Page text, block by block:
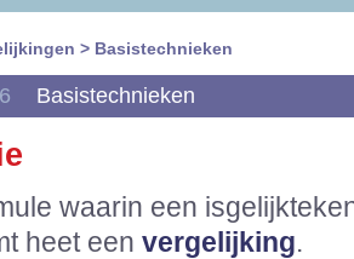
> Basistechnieken
6 Basistechnieken
waarin een
heet een vergelijking.